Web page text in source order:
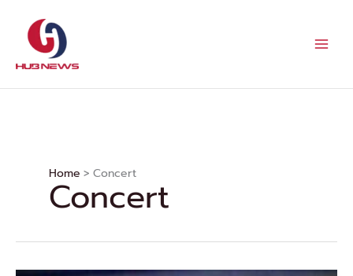
content
Home Concert
Concert